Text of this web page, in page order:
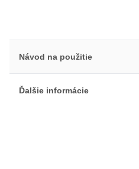
Návod na použitie
Ďalšie informácie